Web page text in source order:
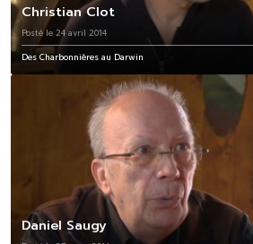
Christian Clot
Posté le 24 avril 2014
Des Charbonnières au Darwin
Daniel Saugy